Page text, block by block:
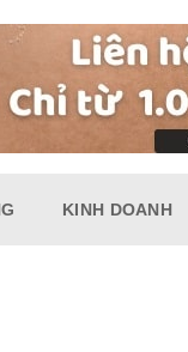
KINH DOANH